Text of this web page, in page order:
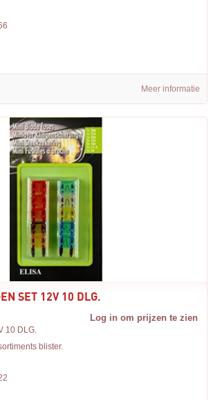
Meer informatie
SET 12V 10 DLG.
Log in om prijzen te zien
10 DLG.
blister.